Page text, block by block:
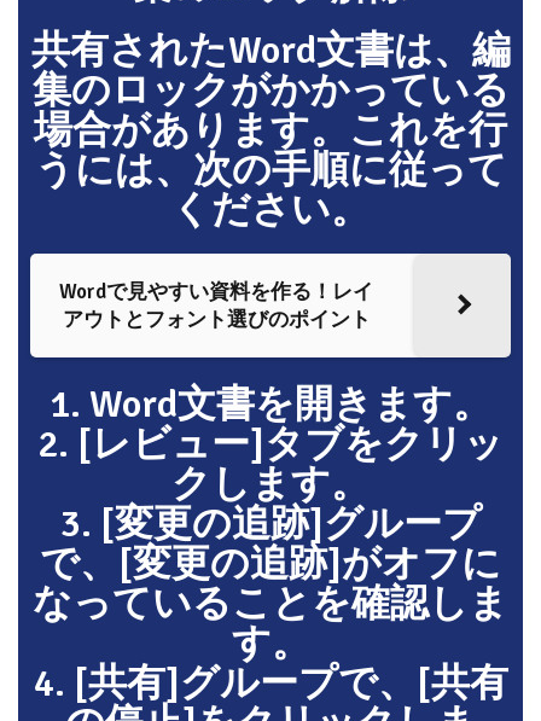
共有されたWord文書は、編
集のロックがかかっている
場合があります。これを行
うには、次の手順に従って
ください。
Wordで見やすい資料を作る！レイ
アウトとフォント選びのポイント
1. Word文書を開きます。
2. [レビュー]タブをクリッ
クします。
3. [変更の追跡]グループ
で、[変更の追跡]がオフに
なっていることを確認しま
す。
4. [共有]グループで、[共有